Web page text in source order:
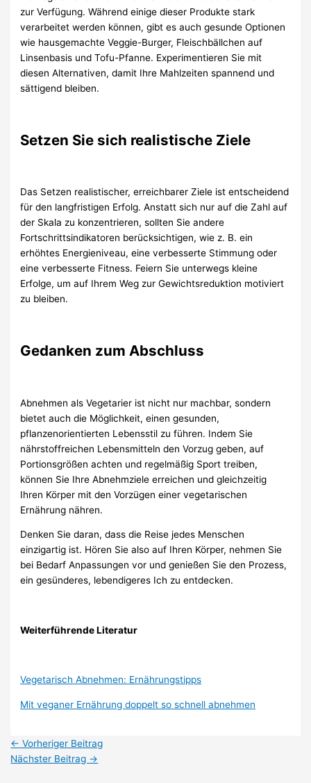
zur Verfügung. Während einige dieser Produkte stark
verarbeitet werden können, gibt es auch gesunde Optionen
wie hausgemachte Veggie-Burger, Fleischbällchen auf
Linsenbasis und Tofu-Pfanne. Experimentieren Sie mit
diesen Alternativen, damit Ihre Mahlzeiten spannend und
sättigend bleiben.
Setzen Sie sich realistische Ziele
Das Setzen realistischer, erreichbarer Ziele ist entscheidend
für den langfristigen Erfolg. Anstatt sich nur auf die Zahl auf
der Skala zu konzentrieren, sollten Sie andere
Fortschrittsindikatoren berücksichtigen, wie z. B. ein
erhöhtes Energieniveau, eine verbesserte Stimmung oder
eine verbesserte Fitness. Feiern Sie unterwegs kleine
Erfolge, um auf Ihrem Weg zur Gewichtsreduktion motiviert
zu bleiben.
Gedanken zum Abschluss
Abnehmen als Vegetarier ist nicht nur machbar, sondern
bietet auch die Möglichkeit, einen gesunden,
pflanzenorientierten Lebensstil zu führen. Indem Sie
nährstoffreichen Lebensmitteln den Vorzug geben, auf
Portionsgrößen achten und regelmäßig Sport treiben,
können Sie Ihre Abnehmziele erreichen und gleichzeitig
Ihren Körper mit den Vorzügen einer vegetarischen
Ernährung nähren.
Denken Sie daran, dass die Reise jedes Menschen
einzigartig ist. Hören Sie also auf Ihren Körper, nehmen Sie
bei Bedarf Anpassungen vor und genießen Sie den Prozess,
ein gesünderes, lebendigeres Ich zu entdecken.
Weiterführende Literatur
Vegetarisch Abnehmen: Ernährungstipps
Mit veganer Ernährung doppelt so schnell abnehmen
← Vorheriger Beitrag
Nächster Beitrag →